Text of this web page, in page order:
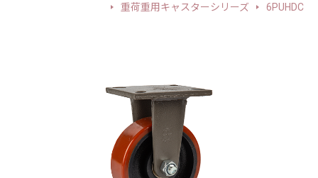
重荷重用キャスターシリーズ
6PUHDC